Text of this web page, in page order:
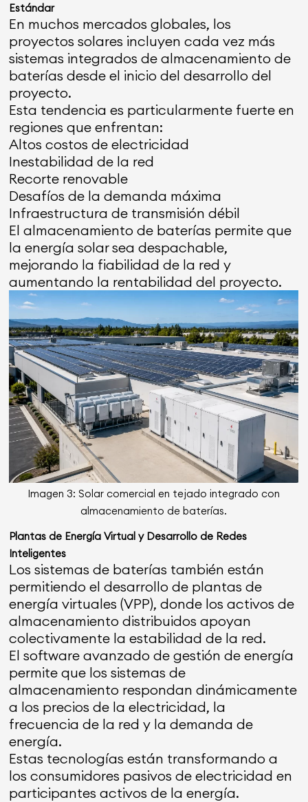
Estándar
En muchos mercados globales, los
proyectos solares incluyen cada vez más
sistemas integrados de almacenamiento de
baterías desde el inicio del desarrollo del
proyecto.
Esta tendencia es particularmente fuerte en
regiones que enfrentan:
Altos costos de electricidad
Inestabilidad de la red
Recorte renovable
Desafíos de la demanda máxima
Infraestructura de transmisión débil
El almacenamiento de baterías permite que
la energía solar sea despachable,
mejorando la fiabilidad de la red y
aumentando la rentabilidad del proyecto.
Imagen 3: Solar comercial en tejado integrado con
almacenamiento de baterías.
Plantas de Energía Virtual y Desarrollo de Redes
Inteligentes
Los sistemas de baterías también están
permitiendo el desarrollo de plantas de
energía virtuales (VPP), donde los activos de
almacenamiento distribuidos apoyan
colectivamente la estabilidad de la red.
El software avanzado de gestión de energía
permite que los sistemas de
almacenamiento respondan dinámicamente
a los precios de la electricidad, la
frecuencia de la red y la demanda de
energía.
Estas tecnologías están transformando a
los consumidores pasivos de electricidad en
participantes activos de la energía.